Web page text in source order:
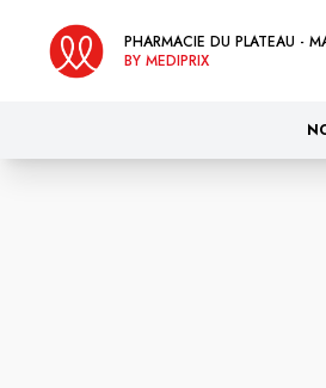
PHARMACIE DU PLATEAU -
BY MEDIPRIX